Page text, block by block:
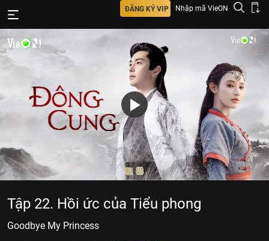
ĐĂNG KÝ VIP Nhập mã VieON
Tập 22. Hồi ức của Tiểu phong
Goodbye My Princess